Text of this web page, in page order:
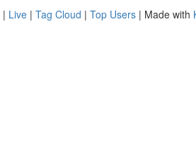
| Live | Tag Cloud | Top Users | Made with